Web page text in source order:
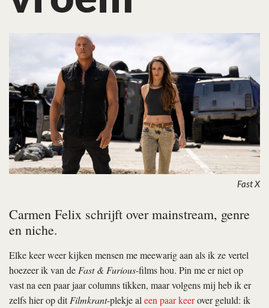
Fast X
Carmen Felix schrijft over mainstream, genre
en niche.
Elke keer weer kijken mensen me meewarig aan als ik ze vertel
hoezeer ik van de Fast & Furious-films hou. Pin me er niet op
vast na een paar jaar columns tikken, maar volgens mij heb ik er
zelfs hier op ditFilmkrant-plekje al een paar keerover geluld: ik